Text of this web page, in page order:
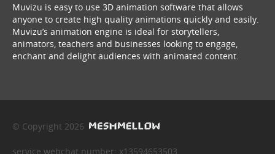
Muvizu is easy to use 3D animation software that allows
anyone to create high quality animations quickly and easily.
Muvizu’s animation engine is ideal for storytellers,
animators, teachers and businesses looking to engage,
enchant and delight audiences with animated content.
© Copyright 2026
service webchat number: x13594653503